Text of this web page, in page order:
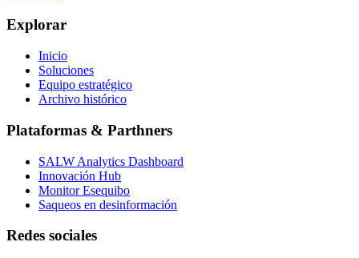
Explorar
Inicio
Soluciones
Equipo estratégico
Archivo histórico
Plataformas & Parthners
SALW Analytics Dashboard
Innovación Hub
Monitor Esequibo
Saqueos en desinformación
Redes sociales